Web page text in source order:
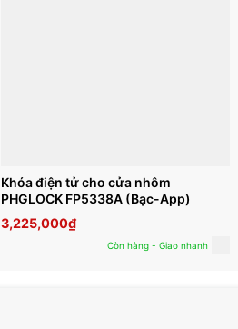
Khóa điện tử cho cửa nhôm
PHGLOCK FP5338A (Bạc-App)
3,225,000₫
Còn hàng - Giao nhanh